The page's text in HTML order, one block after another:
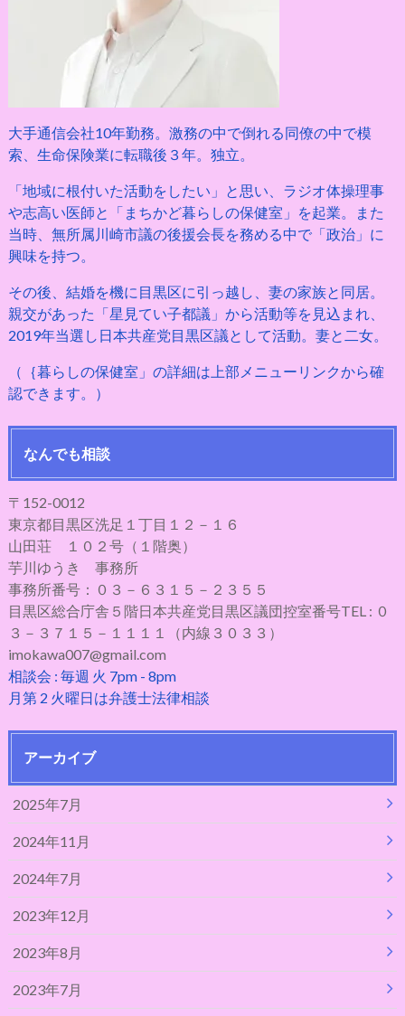
大手通信会社10年勤務。激務の中で倒れる同僚の中で模
索、生命保険業に転職後３年。独立。
「地域に根付いた活動をしたい」と思い、ラジオ体操理事
や志高い医師と「まちかど暮らしの保健室」を起業。また
当時、無所属川崎市議の後援会長を務める中で「政治」に
興味を持つ。
その後、結婚を機に目黒区に引っ越し、妻の家族と同居。
親交があった「星見てい子都議」から活動等を見込まれ、
2019年当選し日本共産党目黒区議として活動。妻と二女。
（｛暮らしの保健室」の詳細は上部メニューリンクから確
認できます。）
なんでも相談
〒152-0012
東京都目黒区洗足１丁目１２－１６
山田荘 １０２号（１階奥）
芋川ゆうき 事務所
事務所番号：０３－６３１５－２３５５
目黒区総合庁舎５階日本共産党目黒区議団控室番号TEL : ０
３－３７１５－１１１１（内線３０３３）
imokawa007@gmail.com
相談会 : 毎週 火 7pm - 8pm
月第 2 火曜日は弁護士法律相談
アーカイブ
2025年7月
2024年11月
2024年7月
2023年12月
2023年8月
2023年7月